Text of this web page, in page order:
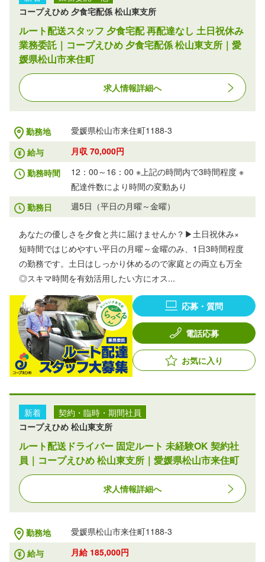
コープえひめ 夕食宅配係 松山東支所
ルート配送スタッフ 夕食宅配 再配達なし 土日祝休み
業務委託｜コープえひめ 夕食宅配係 松山東支所｜愛
媛県松山市来住町
求人情報詳細へ
勤務地
愛媛県松山市来住町1188-3
給与
月収 70,000円
勤務時間
12：00～16：00 ※上記の時間内で3時間程度 ※
配達件数により時間の変動あり
勤務日
週5日（平日の月曜～金曜）
あなたの優しさを夕食と共に届けませんか？▶土日祝休み×
短時間ではじめやすい平日の月曜～金曜のみ、1日3時間程度
の勤務です。土日はしっかり休めるので家庭との両立も万全
◎スキマ時間を有効活用したい方にオス...
応募・質問
電話応募
お気に入り
新着
契約・臨時・期間社員
コープえひめ 松山東支所
ルート配送ドライバー 固定ルート 未経験OK 契約社
員｜コープえひめ 松山東支所｜愛媛県松山市来住町
求人情報詳細へ
勤務地
愛媛県松山市来住町1188-3
給与
月給 185,000円